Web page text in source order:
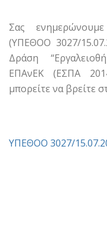
Σας
(ΥΠΕΘΟΟ 3027/
Δράση
ΕΠΑνΕΚ (ΕΣΠΑ
μπορείτε να βρείτε
ΥΠΕΘΟΟ 3027/